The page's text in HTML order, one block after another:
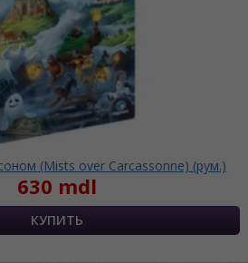
(Mists over Carcassonne) (рум.)
630 mdl